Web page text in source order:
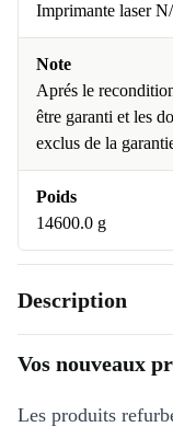
Imprimante laser
Note
Aprés le
être garanti et les
exclus de la
Poids
14600.0 g
Description
Vos nouveaux
Les produits